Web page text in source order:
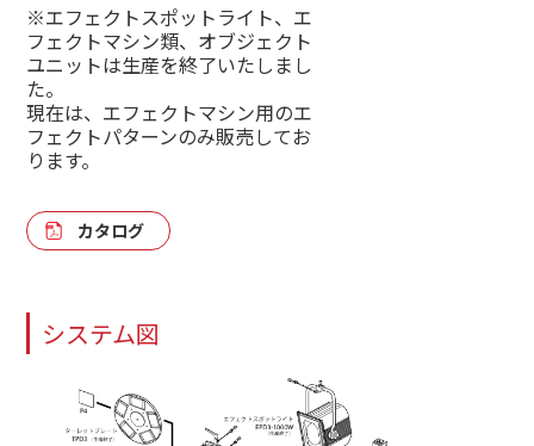
※エフェクトスポットライト、エ
フェクトマシン類、オブジェクト
ユニットは生産を終了いたしまし
た。
現在は、エフェクトマシン用のエ
フェクトパターンのみ販売してお
ります。
カタログ
システム図